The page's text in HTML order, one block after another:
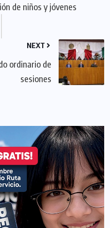
de niños y jóvenes
NEXT
ordinario de
sesiones